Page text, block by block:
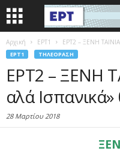
Αρχική EΡΤ1 ΕΡΤ2 – ΞΕΝΗ
EΡΤ1 ΤΗΛΕΌΡΑΣΗ
ΕΡΤ2 – ΞΕΝΗ
αλά
28 Μαρτίου 2018